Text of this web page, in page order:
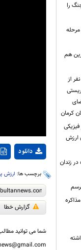
دانلود
برچسب ها: ارزش
گزارش خطا
شما می توانید
را
۲۵ سال به مرحله
هم
وزارت اطلاعات: شناسایی و دستگیری ۲۱ نفر از
از اعضای
کرمان
فیزیکی
ارزش
زندان